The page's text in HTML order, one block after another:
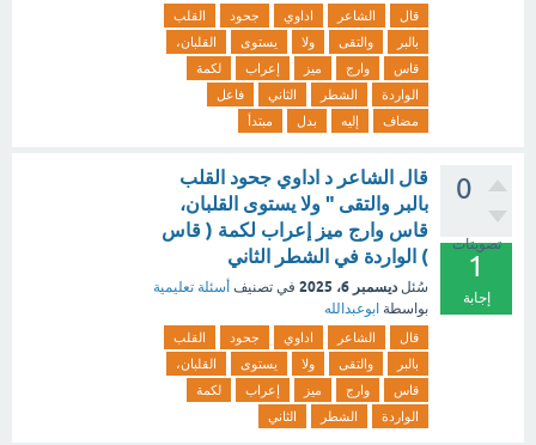
قال الشاعر اداوي جحود
القلب
بالبر
والتقى ولا يستوى
القلبان،
قاس
وارج ميز إعراب
لكمة
الواردة
الشطر الثاني
فاعل
مضاف
إليه بدل مبتدأ
0
تصويتات
1
إجابة
قال الشاعر د اداوي جحود القلب
بالبر والتقى " ولا يستوى القلبان،
قاس وارج ميز إعراب لكمة ( قاس
) الواردة في الشطر الثاني
سُئل ديسمبر 6، 2025 في تصنيف أسئلة تعليمية
بواسطة ابوعبدالله
قال الشاعر اداوي جحود
القلب
بالبر
والتقى ولا يستوى
القلبان،
قاس
وارج ميز إعراب
لكمة
الواردة
الشطر الثاني